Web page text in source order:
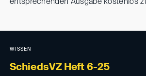
entsprechenden Ausgabe kostenlos
WISSEN
SchiedsVZ Heft 6-25